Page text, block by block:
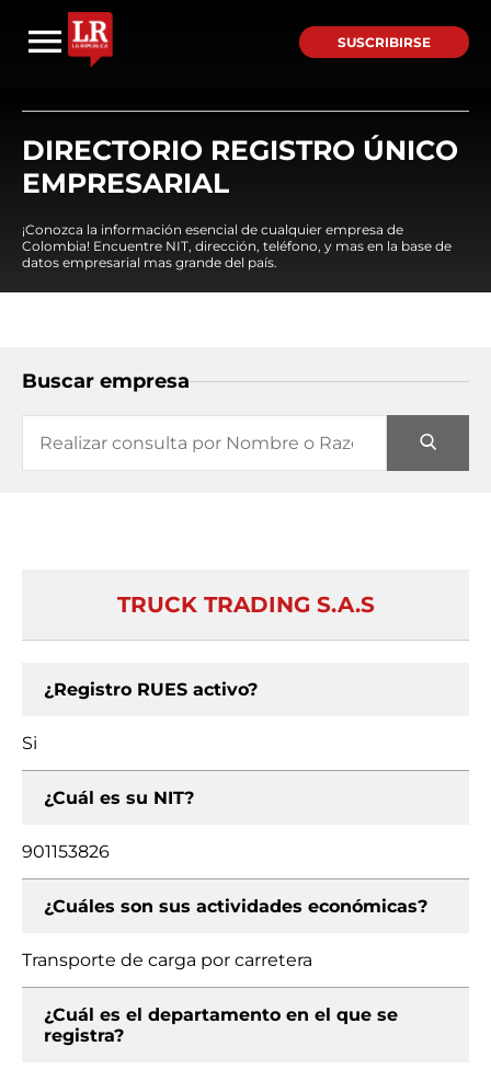
SUSCRIBIRSE
DIRECTORIO REGISTRO ÚNICO
EMPRESARIAL
¡Conozca la información esencial de cualquier empresa de
Colombia! Encuentre NIT, dirección, teléfono, y mas en la base de
datos empresarial mas grande del país.
Buscar empresa
TRUCK TRADING S.A.S
¿Registro RUES activo?
Si
¿Cuál es su NIT?
901153826
¿Cuáles son sus actividades económicas?
Transporte de carga por carretera
¿Cuál es el departamento en el que se
registra?